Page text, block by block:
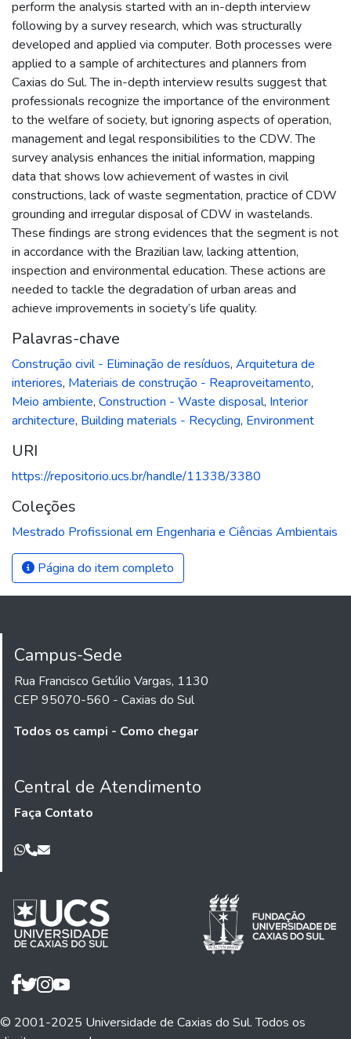
perform the analysis started with an in-depth interview
following by a survey research, which was structurally
developed and applied via computer. Both processes were
applied to a sample of architectures and planners from
Caxias do Sul. The in-depth interview results suggest that
professionals recognize the importance of the environment
to the welfare of society, but ignoring aspects of operation,
management and legal responsibilities to the CDW. The
survey analysis enhances the initial information, mapping
data that shows low achievement of wastes in civil
constructions, lack of waste segmentation, practice of CDW
grounding and irregular disposal of CDW in wastelands.
These findings are strong evidences that the segment is not
in accordance with the Brazilian law, lacking attention,
inspection and environmental education. These actions are
needed to tackle the degradation of urban areas and
achieve improvements in society’s life quality.
Palavras-chave
Construção civil - Eliminação de resíduos, Arquitetura de
interiores, Materiais de construção - Reaproveitamento,
Meio ambiente, Construction - Waste disposal, Interior
architecture, Building materials - Recycling, Environment
URI
https://repositorio.ucs.br/handle/11338/3380
Coleções
Mestrado Profissional em Engenharia e Ciências Ambientais
Página do item completo
Campus-Sede
Rua Francisco Getúlio Vargas, 1130
CEP 95070-560 - Caxias do Sul
Todos os campi - Como chegar
Central de Atendimento
Faça Contato
© 2001-2025 Universidade de Caxias do Sul. Todos os